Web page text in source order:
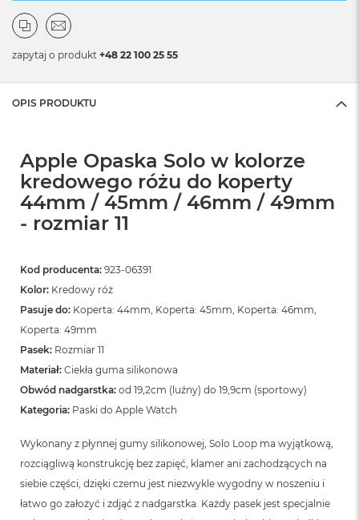
zapytaj o produkt +48 22 100 25 55
OPIS PRODUKTU
Apple Opaska Solo w kolorze
kredowego różu do koperty
44mm / 45mm / 46mm / 49mm
- rozmiar 11
Kod producenta: 923-06391
Kolor: Kredowy róż
Pasuje do: Koperta: 44mm, Koperta: 45mm, Koperta: 46mm,
Koperta: 49mm
Pasek: Rozmiar 11
Materiał: Ciekła guma silikonowa
Obwód nadgarstka: od 19,2cm (luźny) do 19,9cm (sportowy)
Kategoria: Paski do Apple Watch
Wykonany z płynnej gumy silikonowej, Solo Loop ma wyjątkową,
rozciągliwą konstrukcję bez zapięć, klamer ani zachodzących na
siebie części, dzięki czemu jest niezwykle wygodny w noszeniu i
łatwo go założyć i zdjąć z nadgarstka. Każdy pasek jest specjalnie